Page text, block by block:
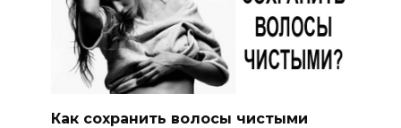
Как сохранить волосы чистыми